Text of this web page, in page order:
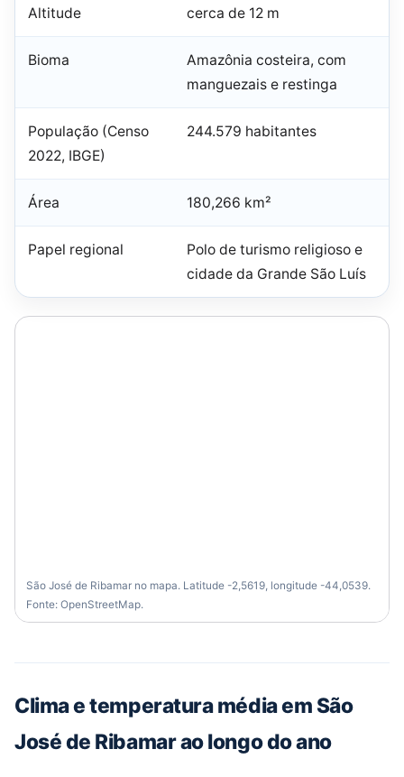
Altitude cerca de 12 m
Bioma
Amazônia costeira, com
manguezais e restinga
População (Censo
2022, IBGE)
244.579 habitantes
Área 180,266 km²
Papel regional
Polo de turismo religioso e
cidade da Grande São Luís
São José de Ribamar no mapa. Latitude -2,5619, longitude -44,0539.
Fonte: OpenStreetMap.
Clima e temperatura média em São
José de Ribamar ao longo do ano